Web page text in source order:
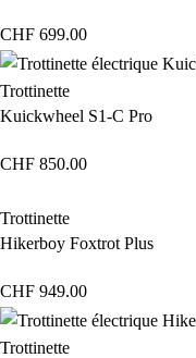
CHF 699.00
Trottinette
Kuickwheel S1-C Pro
CHF 850.00
Trottinette
Hikerboy Foxtrot Plus
CHF 949.00
Trottinette